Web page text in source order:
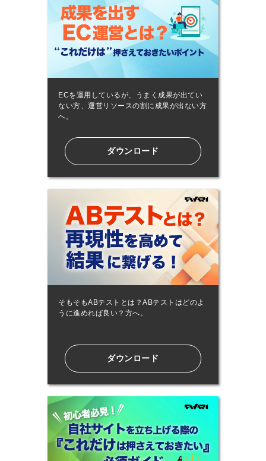
ECを運用しているが、うまく成果が出てい
ない方、運営リソースの割に成果が出ない方
へ。
ダウンロード
そもそもABテストとは？ABテストはどのよ
うに進めれば良い？方へ。
ダウンロード